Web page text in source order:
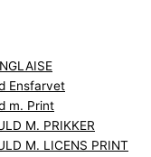
Ensfarvet
m. Print
M. PRIKKER
M. LICENS PRINT